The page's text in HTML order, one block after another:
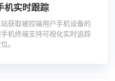
机实时跟踪
获取被控端用户手机设备的
机终端支持可视化实时追踪
。